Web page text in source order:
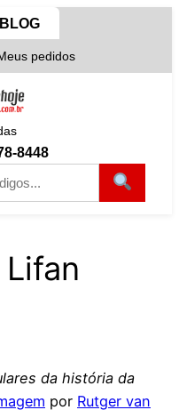
BLOG
pedidos
8448
da história da
por Rutger van